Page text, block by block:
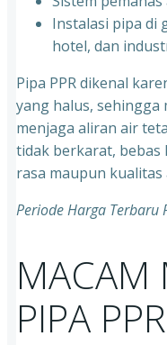
⁠Instalasi pipa di
hotel, dan
Pipa PPR dikenal
yang halus, sehingga
menjaga aliran air
tidak berkarat, bebas
rasa maupun kualitas
Periode Harga Terbaru
MACAM
PIPA PPR